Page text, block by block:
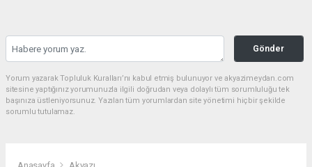
Gönder
Yorum yazarak Topluluk Kuralları’nı kabul etmiş bulunuyor ve akyazimeydan.com
sitesine yaptığınız yorumunuzla ilgili doğrudan veya dolaylı tüm sorumluluğu tek
başınıza üstleniyorsunuz. Yazılan tüm yorumlardan site yönetimi hiçbir şekilde
sorumlu tutulamaz.